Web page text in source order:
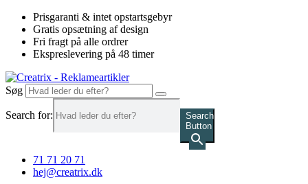
Videre
indhold
Prisgaranti & intet opstartsgebyr
Gratis opsætning af design
Fri fragt på alle ordrer
Ekspreslevering på 48 timer
Søg
Search for:
Search
Button
71 71 20 71
hej@creatrix.dk